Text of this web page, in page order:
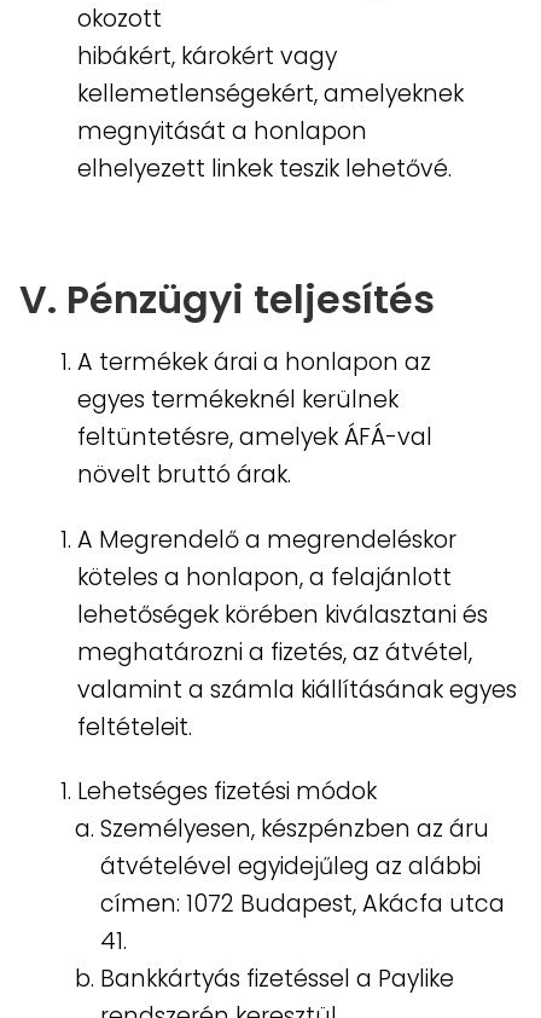
okozott
hibákért, károkért vagy
kellemetlenségekért, amelyeknek
megnyitását a honlapon
elhelyezett linkek teszik lehetővé.
V. Pénzügyi teljesítés
A termékek árai a honlapon az
egyes termékeknél kerülnek
feltüntetésre, amelyek ÁFÁ-val
növelt bruttó árak.
A Megrendelő a megrendeléskor
köteles a honlapon, a felajánlott
lehetőségek körében kiválasztani és
meghatározni a fizetés, az átvétel,
valamint a számla kiállításának egyes
feltételeit.
Lehetséges fizetési módok
Személyesen, készpénzben az áru
átvételével egyidejűleg az alábbi
címen: 1072 Budapest, Akácfa utca
41.
Bankkártyás fizetéssel a Paylike